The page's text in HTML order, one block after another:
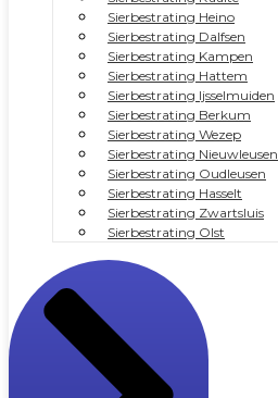
Sierbestrating Heino
Sierbestrating Dalfsen
Sierbestrating Kampen
Sierbestrating Hattem
Sierbestrating Ijsselmuiden
Sierbestrating Berkum
Sierbestrating Wezep
Sierbestrating Nieuwleusen
Sierbestrating Oudleusen
Sierbestrating Hasselt
Sierbestrating Zwartsluis
Sierbestrating Olst